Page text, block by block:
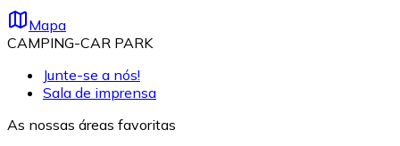
Mapa
CAMPING-CAR PARK
Junte-se a nós!
Sala de imprensa
As nossas áreas favoritas